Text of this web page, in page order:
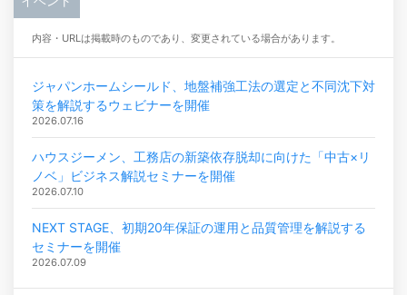
内容・URLは掲載時のものであり、変更されている場合があります。
ジャパンホームシールド、地盤補強工法の選定と不同沈下対
策を解説するウェビナーを開催
2026.07.16
ハウスジーメン、工務店の新築依存脱却に向けた「中古×リ
ノベ」ビジネス解説セミナーを開催
2026.07.10
NEXT STAGE、初期20年保証の運用と品質管理を解説する
セミナーを開催
2026.07.09